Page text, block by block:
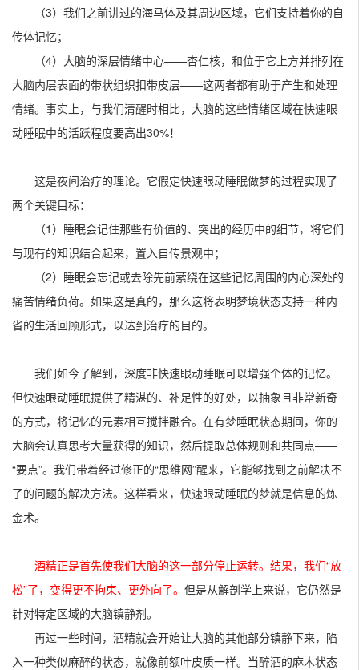
（3）我们之前讲过的海马体及其周边区域，它们支持着你的自
传体记忆；
（4）大脑的深层情绪中心——杏仁核，和位于它上方并排列在
大脑内层表面的带状组织扣带皮层——这两者都有助于产生和处理
情绪。事实上，与我们清醒时相比，大脑的这些情绪区域在快速眼
动睡眠中的活跃程度要高出30%！
这是夜间治疗的理论。它假定快速眼动睡眠做梦的过程实现了
两个关键目标：
（1）睡眠会记住那些有价值的、突出的经历中的细节，将它们
与现有的知识结合起来，置入自传景观中；
（2）睡眠会忘记或去除先前萦绕在这些记忆周围的内心深处的
痛苦情绪负荷。如果这是真的，那么这将表明梦境状态支持一种内
省的生活回顾形式，以达到治疗的目的。
我们如今了解到，深度非快速眼动睡眠可以增强个体的记忆。
但快速眼动睡眠提供了精湛的、补足性的好处，以抽象且非常新奇
的方式，将记忆的元素相互搅拌融合。在有梦睡眠状态期间，你的
大脑会认真思考大量获得的知识，然后提取总体规则和共同点——
“要点”。我们带着经过修正的“思维网”醒来，它能够找到之前解决不
了的问题的解决方法。这样看来，快速眼动睡眠的梦就是信息的炼
金术。
酒精正是首先使我们大脑的这一部分停止运转。结果，我们“放
松”了，变得更不拘束、更外向了。 但是从解剖学上来说，它仍然是
针对特定区域的大脑镇静剂。
再过一些时间，酒精就会开始让大脑的其他部分镇静下来，陷
入一种类似麻醉的状态，就像前额叶皮质一样。当醉酒的麻木状态